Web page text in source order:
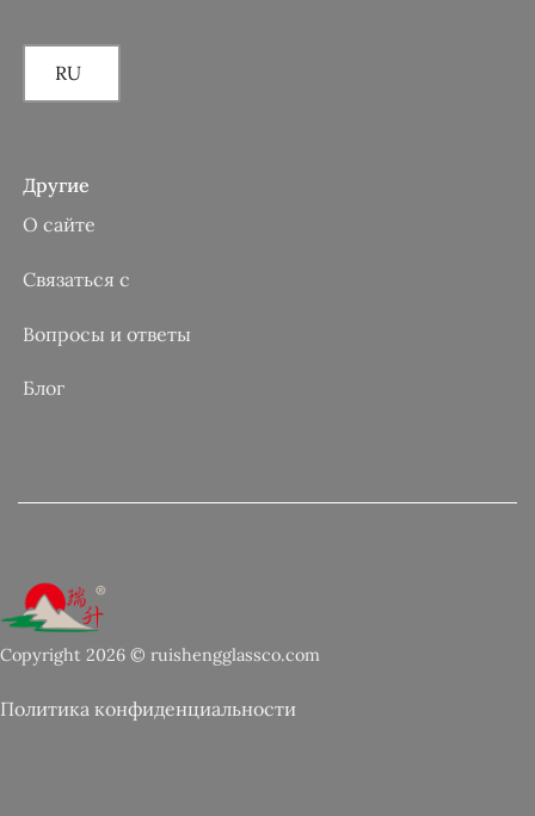
RU
Другие
О сайте
Связаться с
Вопросы и ответы
Блог
Copyright 2026 © ruishengglassco.com
Политика конфиденциальности